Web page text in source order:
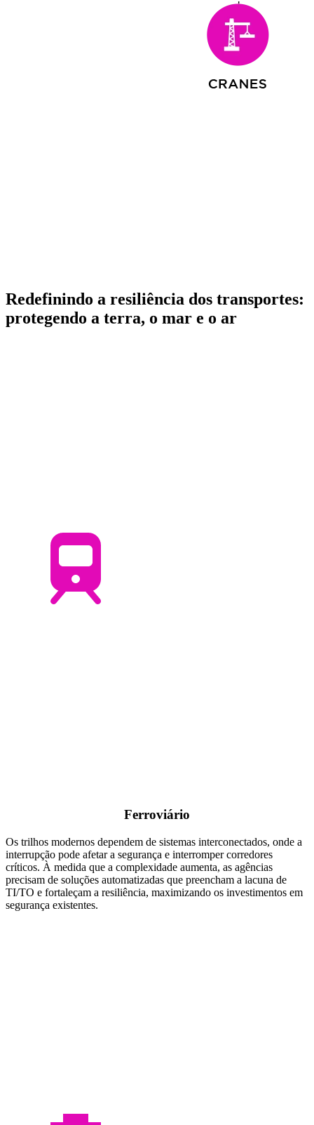
Redefinindo a resiliência dos transportes:
protegendo a terra, o mar e o ar
Ferroviário
Os trilhos modernos dependem de sistemas interconectados, onde a
interrupção pode afetar a segurança e interromper corredores
críticos. À medida que a complexidade aumenta, as agências
precisam de soluções automatizadas que preencham a lacuna de
TI/TO e fortaleçam a resiliência, maximizando os investimentos em
segurança existentes.